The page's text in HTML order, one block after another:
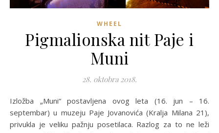
WHEEL
Pigmalionska nit Paje i
Muni
28. oktobra 2018.
Izložba „Muni“ postavljena ovog leta (16. jun – 16.
septembar) u muzeju Paje Jovanovića (Kralja Milana 21),
privukla je veliku pažnju posetilaca. Razlog za to ne leži